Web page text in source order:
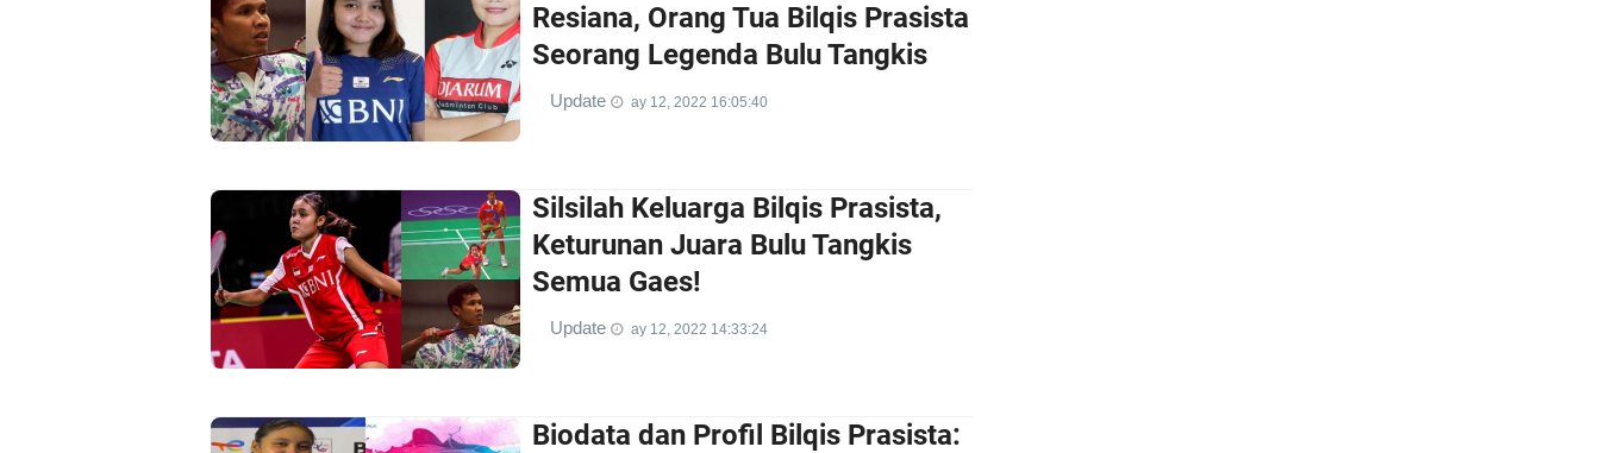
Resiana, Orang Tua Bilqis Prasista
Seorang Legenda Bulu Tangkis
Update ay 12, 2022 16:05:40
Silsilah Keluarga Bilqis Prasista,
Keturunan Juara Bulu Tangkis
Semua Gaes!
Update ay 12, 2022 14:33:24
Biodata dan Profil Bilqis Prasista: